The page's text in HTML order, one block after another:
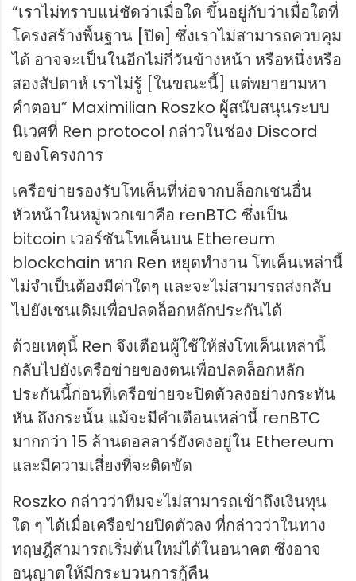
“เราไม่ทราบแน่ชัดว่าเมื่อใด ขึ้นอยู่กับว่าเมื่อใดที่
โครงสร้างพื้นฐาน [ปิด] ซึ่งเราไม่สามารถควบคุม
ได้ อาจจะเป็นในอีกไม่กี่วันข้างหน้า หรือหนึ่งหรือ
สองสัปดาห์ เราไม่รู้ [ในขณะนี้] แต่พยายามหา
คำตอบ” Maximilian Roszko ผู้สนับสนุนระบบ
นิเวศที่ Ren protocol กล่าวในช่อง Discord
ของโครงการ
เครือข่ายรองรับโทเค็นที่ห่อจากบล็อกเชนอื่น
หัวหน้าในหมู่พวกเขาคือ renBTC ซึ่งเป็น
bitcoin เวอร์ชันโทเค็นบน Ethereum
blockchain หาก Ren หยุดทำงาน โทเค็นเหล่านี้
ไม่จำเป็นต้องมีค่าใดๆ และจะไม่สามารถส่งกลับ
ไปยังเชนเดิมเพื่อปลดล็อกหลักประกันได้
ด้วยเหตุนี้ Ren จึงเตือนผู้ใช้ให้ส่งโทเค็นเหล่านี้
กลับไปยังเครือข่ายของตนเพื่อปลดล็อกหลัก
ประกันนี้ก่อนที่เครือข่ายจะปิดตัวลงอย่างกระทัน
หัน ถึงกระนั้น แม้จะมีคำเตือนเหล่านี้ renBTC
มากกว่า 15 ล้านดอลลาร์ยังคงอยู่ใน Ethereum
และมีความเสี่ยงที่จะติดขัด
Roszko กล่าวว่าทีมจะไม่สามารถเข้าถึงเงินทุน
ใด ๆ ได้เมื่อเครือข่ายปิดตัวลง ที่กล่าวว่าในทาง
ทฤษฎีสามารถเริ่มต้นใหม่ได้ในอนาคต ซึ่งอาจ
อนุญาตให้มีกระบวนการกู้คืน